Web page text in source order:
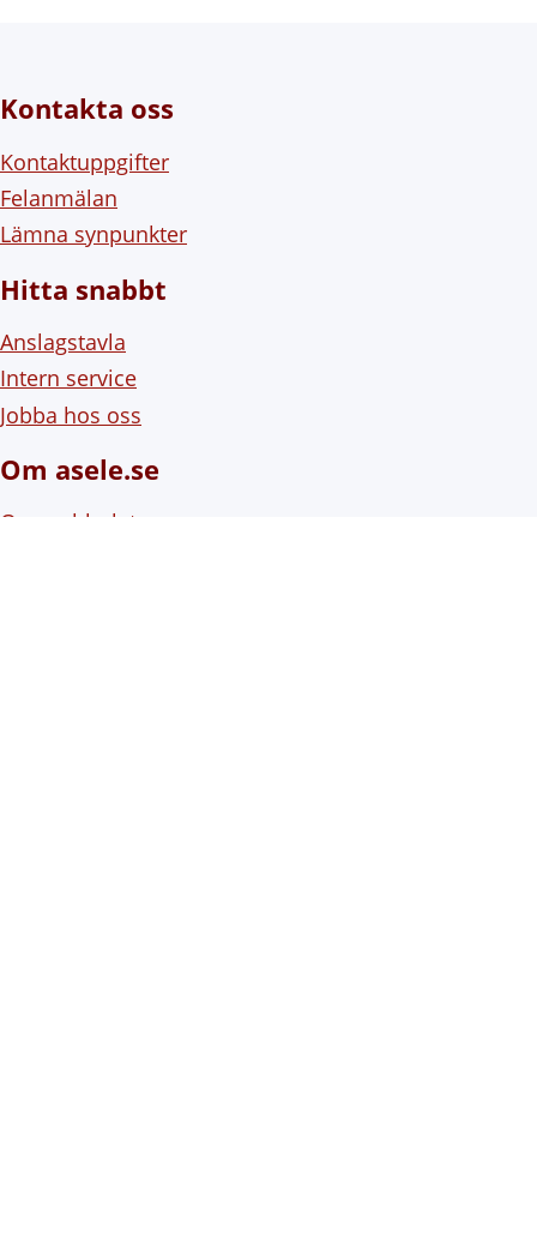
Kontakta oss
Kontaktuppgifter
Felanmälan
Lämna synpunkter
Hitta snabbt
Anslagstavla
Intern service
Jobba hos oss
Om asele.se
Om webbplatsen